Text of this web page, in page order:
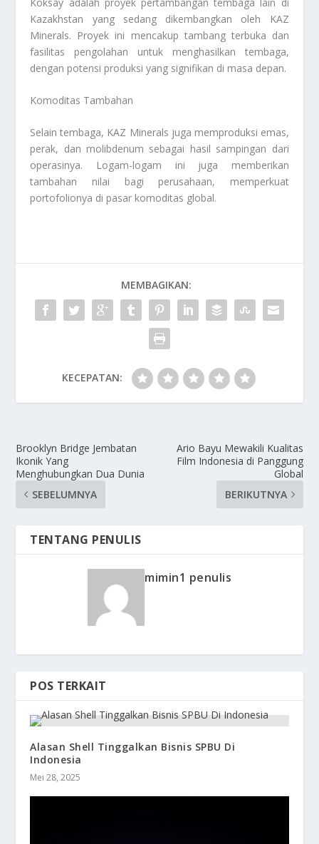
Kazakhstan yang sedang dikembangkan oleh KAZ
Minerals. Proyek ini mencakup tambang terbuka dan
fasilitas pengolahan untuk menghasilkan tembaga,
dengan potensi produksi yang signifikan di masa depan.
Komoditas Tambahan
Selain tembaga, KAZ Minerals juga memproduksi emas,
perak, dan molibdenum sebagai hasil sampingan dari
operasinya. Logam-logam ini juga memberikan
tambahan nilai bagi perusahaan, memperkuat
portofolionya di pasar komoditas global.
MEMBAGIKAN:
KECEPATAN:
Brooklyn Bridge Jembatan
Ikonik Yang
Menghubungkan Dua Dunia
SEBELUMNYA
Ario Bayu Mewakili Kualitas
Film Indonesia di Panggung
Global
BERIKUTNYA
TENTANG PENULIS
mimin1 penulis
POS TERKAIT
Alasan Shell Tinggalkan Bisnis SPBU Di
Indonesia
Mei 28, 2025